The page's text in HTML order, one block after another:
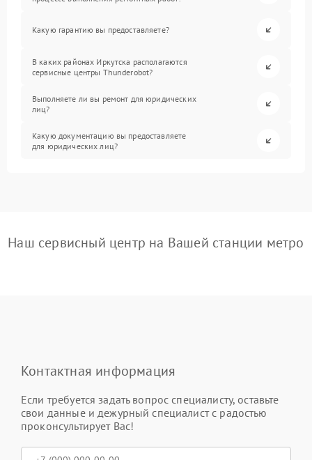
Какую гарантию вы предоставляете?
В каких районах Иркутска располагаются
сервисные центры Thunderobot?
Выполняете ли вы ремонт для юридических
лиц?
Какую документацию вы предоставляете
для юридических лиц?
Наш сервисный центр на Вашей станции метро
Контактная информация
Если требуется задать вопрос специалисту, оставьте
свои данные и дежурный специалист с радостью
проконсультирует Вас!